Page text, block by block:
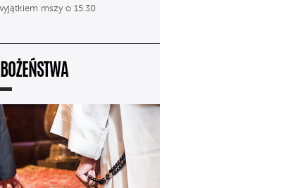
mszy o 15.30